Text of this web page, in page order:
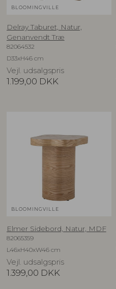
BLOOMINGVILLE
Delray Taburet, Natur,
Genanvendt Træ
82064532
D33xH46 cm
Vejl. udsalgspris
1.199,00 DKK
BLOOMINGVILLE
Elmer Sidebord, Natur, MDF
82065359
L46xH40xW46 cm
Vejl. udsalgspris
1.399,00 DKK